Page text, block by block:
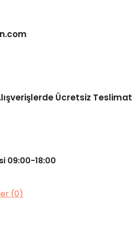
Ücretsiz Teslimat
09:00-18:00
(0)